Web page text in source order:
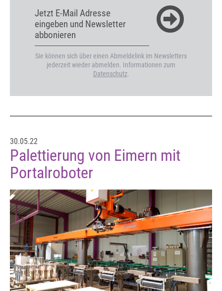
Jetzt E-Mail Adresse
eingeben und Newsletter
abbonieren
Sie können sich über einen Abmeldelink im Newsletters
jederzeit wieder abmelden. Informationen zum
Datenschutz.
30.05.22
Palettierung von Eimern mit
Portalroboter